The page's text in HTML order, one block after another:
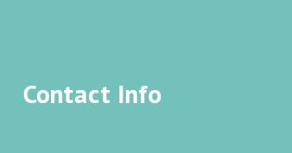
Contact Info